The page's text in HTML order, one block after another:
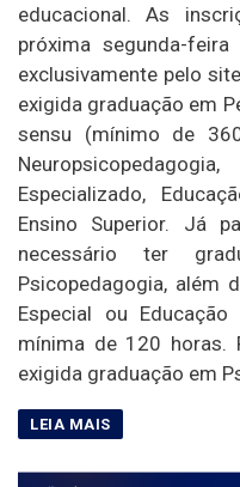
educacional. As
próxima segunda-
exclusivamente pelo
exigida graduação em
sensu (mínimo de
Especializado,
Ensino Superior. Já
necessário ter
Psicopedagogia, além
Especial ou
mínima de 120 horas.
exigida graduação em